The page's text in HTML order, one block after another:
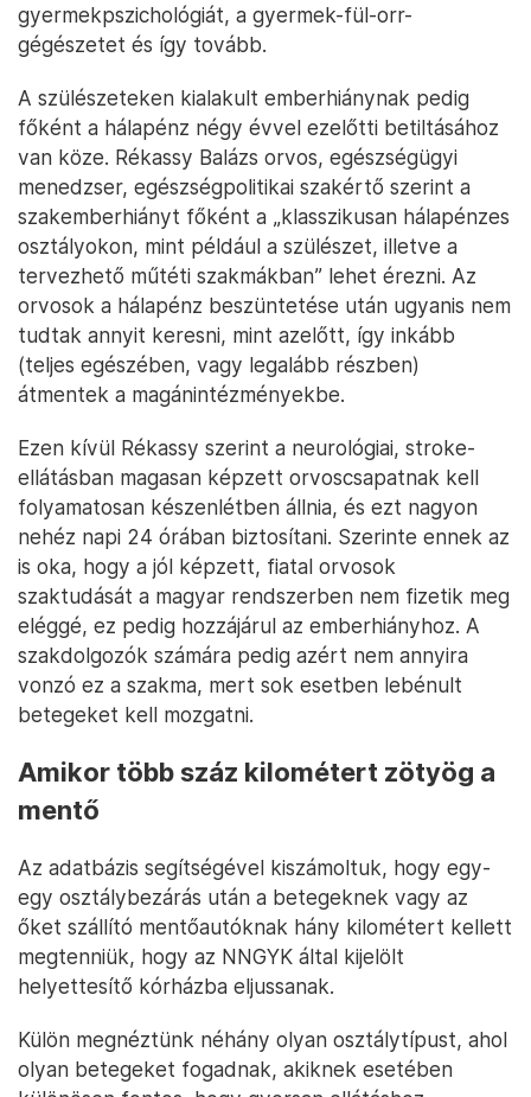
gyermekpszichológiát, a gyermek-fül-orr-
gégészetet és így tovább.
A szülészeteken kialakult emberhiánynak pedig
főként a hálapénz négy évvel ezelőtti betiltásához
van köze. Rékassy Balázs orvos, egészségügyi
menedzser, egészségpolitikai szakértő szerint a
szakemberhiányt főként a „klasszikusan hálapénzes
osztályokon, mint például a szülészet, illetve a
tervezhető műtéti szakmákban” lehet érezni. Az
orvosok a hálapénz beszüntetése után ugyanis nem
tudtak annyit keresni, mint azelőtt, így inkább
(teljes egészében, vagy legalább részben)
átmentek a magánintézményekbe.
Ezen kívül Rékassy szerint a neurológiai, stroke-
ellátásban magasan képzett orvoscsapatnak kell
folyamatosan készenlétben állnia, és ezt nagyon
nehéz napi 24 órában biztosítani. Szerinte ennek az
is oka, hogy a jól képzett, fiatal orvosok
szaktudását a magyar rendszerben nem fizetik meg
eléggé, ez pedig hozzájárul az emberhiányhoz. A
szakdolgozók számára pedig azért nem annyira
vonzó ez a szakma, mert sok esetben lebénult
betegeket kell mozgatni.
Amikor több száz kilométert zötyög a
mentő
Az adatbázis segítségével kiszámoltuk, hogy egy-
egy osztálybezárás után a betegeknek vagy az
őket szállító mentőautóknak hány kilométert kellett
megtenniük, hogy az NNGYK által kijelölt
helyettesítő kórházba eljussanak.
Külön megnéztünk néhány olyan osztálytípust, ahol
olyan betegeket fogadnak, akiknek esetében